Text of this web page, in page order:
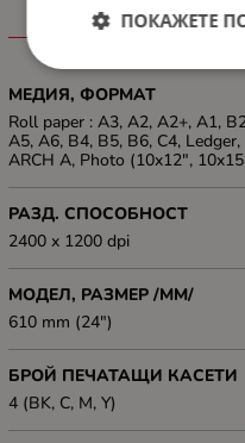
МЕДИЯ, ФОРМАТ
Roll paper : A3, A2, A2+, A1,
A5, A6, B4, B5, B6, C4,
ARCH A, Photo (10x12",
РАЗД. СПОСОБНОСТ
2400 x 1200 dpi
МОДЕЛ, РАЗМЕР /ММ/
610 mm (24")
БРОЙ ПЕЧАТАЩИ КАСЕТИ
4 (BK, C, M, Y)
ПОКАЖЕТЕ